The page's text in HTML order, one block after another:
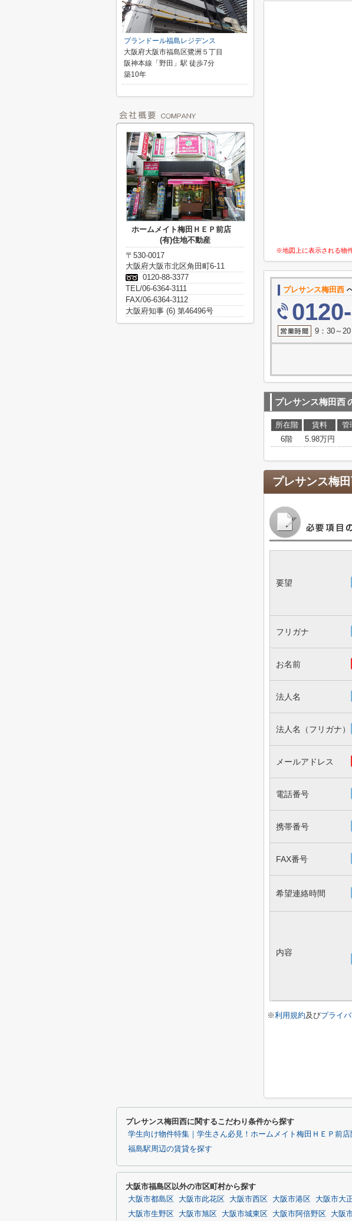
※地図上に表示される物
プレサンス梅田西
9：30～
プレサンス梅田西
所在階 賃料 管
6階
5.98万円
プレサンス梅
要望
フリガナ
お名前
法人名
法人名（フリガナ）
メールアドレス
電話番号
携帯番号
FAX番号
希望連絡時間
内容
※利用規約及びプライ
プランドール福島レジデンス
大阪府大阪市福島区鷺洲５丁目
阪神本線「野田」駅 徒歩7分
築10年
ホームメイト梅田ＨＥＰ前店
(有)住地不動産
〒530-0017
大阪府大阪市北区角田町6-11
0120-88-3377
TEL/06-6364-3111
FAX/06-6364-3112
大阪府知事 (6) 第46496号
プレサンス梅田西に関するこだわり条件から探す
学生向け物件特集｜学生さん必見！ホームメイト梅田ＨＥＰ前店
福島駅周辺の賃貸を探す
大阪市福島区以外の市区町村から探す
大阪市都島区 大阪市此花区 大阪市西区 大阪市港区 大阪市大
大阪市生野区
大阪市旭区 大阪市城東区 大阪市阿倍野区 大阪